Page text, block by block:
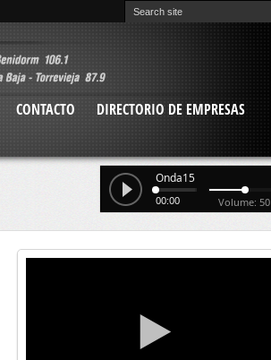
CONTACTO
DIRECTORIO DE EMPRESAS
Onda15
00:00 Volume: 50